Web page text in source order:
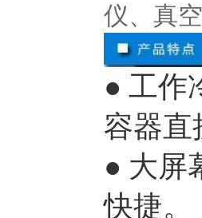
仪、真
● 工作
容器直
● 大屏
快捷。